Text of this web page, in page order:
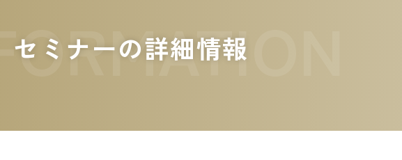
セミナーの詳細情報